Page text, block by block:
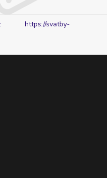
https://svatby-